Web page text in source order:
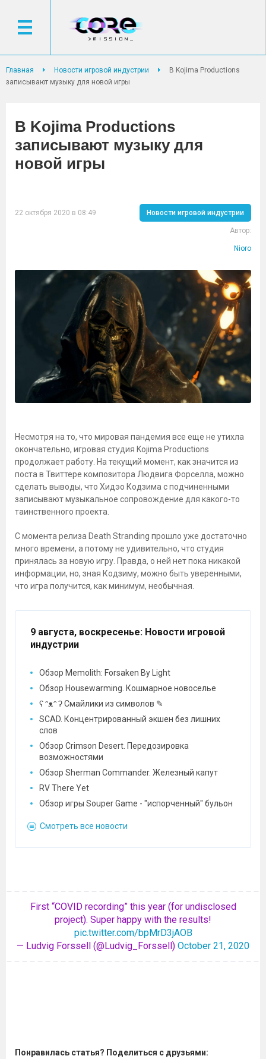
Главная Новости игровой индустрии
В Kojima Productions
записывают музыку для новой игры
В Kojima Productions
записывают музыку для
новой игры
22 октября 2020 в 08:49 Новости игровой индустрии
Автор:
Nioro
Несмотря на то, что мировая пандемия все еще не утихла
окончательно, игровая студия Kojima Productions
продолжает работу. На текущий момент, как значится из
поста в Твиттере композитора Людвига Форселла, можно
сделать выводы, что Хидэо Кодзима с подчиненными
записывают музыкальное сопровождение для какого-то
таинственного проекта.
С момента релиза Death Stranding прошло уже достаточно
много времени, а потому не удивительно, что студия
принялась за новую игру. Правда, о ней нет пока никакой
информации, но, зная Кодзиму, можно быть уверенными,
что игра получится, как минимум, необычная.
9 августа, воскресенье: Новости игровой
индустрии
Обзор Memolith: Forsaken By Light
Обзор Housewarming. Кошмарное новоселье
ʕ ᵔᴥᵔ ʔ Смайлики из символов ✎
SCAD. Концентрированный экшен без лишних
слов
Обзор Crimson Desert. Передозировка
возможностями
Обзор Sherman Commander. Железный капут
RV There Yet
Обзор игры Souper Game - "испорченный" бульон
Смотреть все новости
First “COVID recording” this year (for undisclosed
project). Super happy with the results!
pic.twitter.com/bpMrD3jAOB
— Ludvig Forssell (@Ludvig_Forssell) October 21, 2020
Понравилась статья? Поделиться с друзьями: